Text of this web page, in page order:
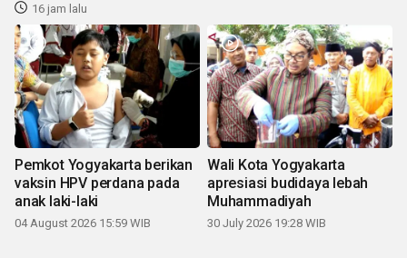
16 jam lalu
Pemkot Yogyakarta berikan
vaksin HPV perdana pada
anak laki-laki
04 August 2026 15:59 WIB
Wali Kota Yogyakarta
apresiasi budidaya lebah
Muhammadiyah
30 July 2026 19:28 WIB